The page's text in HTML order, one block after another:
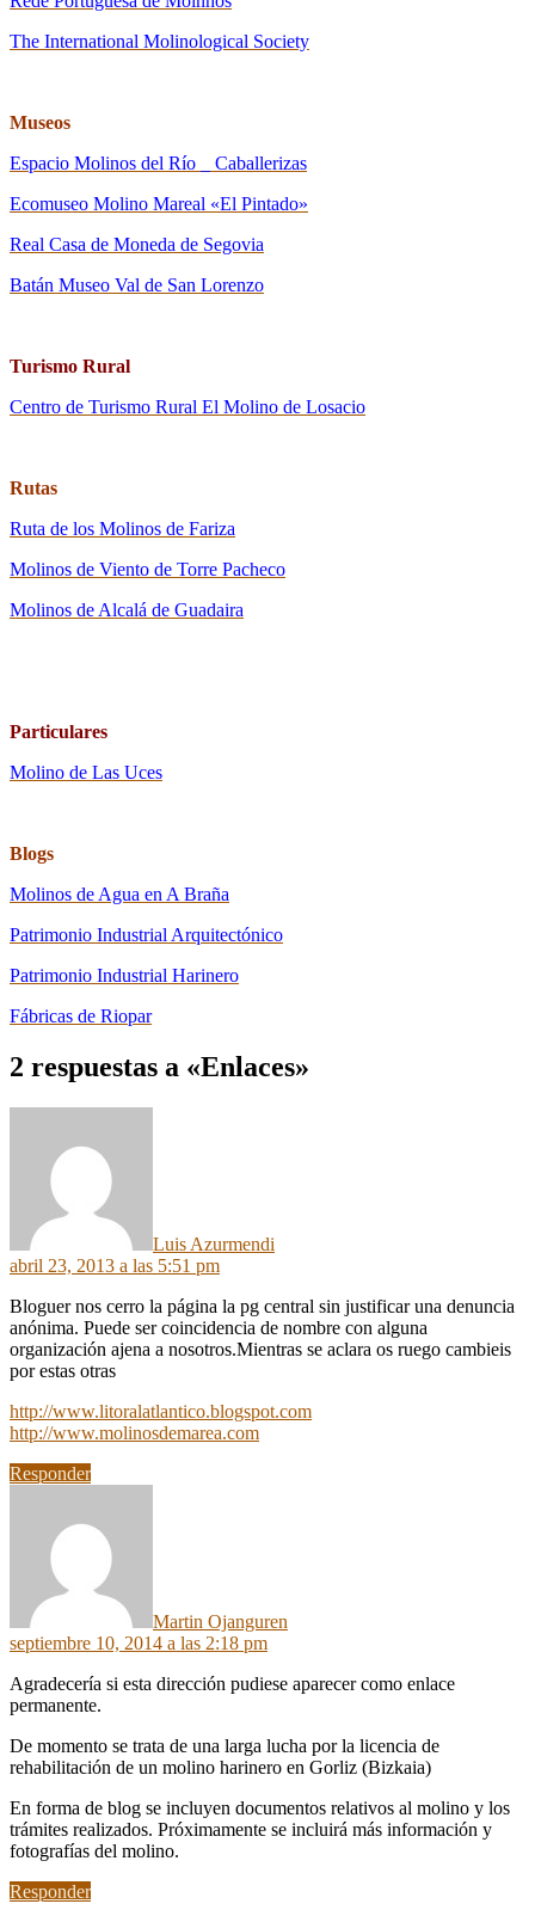
The International Molinological Society
Museos
Espacio Molinos del Río _ Caballerizas
Ecomuseo Molino Mareal «El Pintado»
Real Casa de Moneda de Segovia
Batán Museo Val de San Lorenzo
Turismo Rural
Centro de Turismo Rural El Molino de Losacio
Rutas
Ruta de los Molinos de Fariza
Molinos de Viento de Torre Pacheco
Molinos de Alcalá de Guadaira
Particulares
Molino de Las Uces
Blogs
Molinos de Agua en A Braña
Patrimonio Industrial Arquitectónico
Patrimonio Industrial Harinero
Fábricas de Riopar
2 respuestas a «Enlaces»
Luis Azurmendi
abril 23, 2013 a las 5:51 pm
Bloguer nos cerro la página la pg central sin justificar una denuncia
anónima. Puede ser coincidencia de nombre con alguna
organización ajena a nosotros.Mientras se aclara os ruego cambieis
por estas otras
http://www.litoralatlantico.blogspot.com
http://www.molinosdemarea.com
Responder
Martin Ojanguren
septiembre 10, 2014 a las 2:18 pm
Agradecería si esta dirección pudiese aparecer como enlace
permanente.
De momento se trata de una larga lucha por la licencia de
rehabilitación de un molino harinero en Gorliz (Bizkaia)
En forma de blog se incluyen documentos relativos al molino y los
trámites realizados. Próximamente se incluirá más información y
fotografías del molino.
Responder